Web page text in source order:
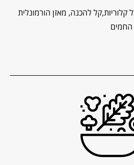
קלוריות,קל להכנה, מאזן הורמונלית
החמים